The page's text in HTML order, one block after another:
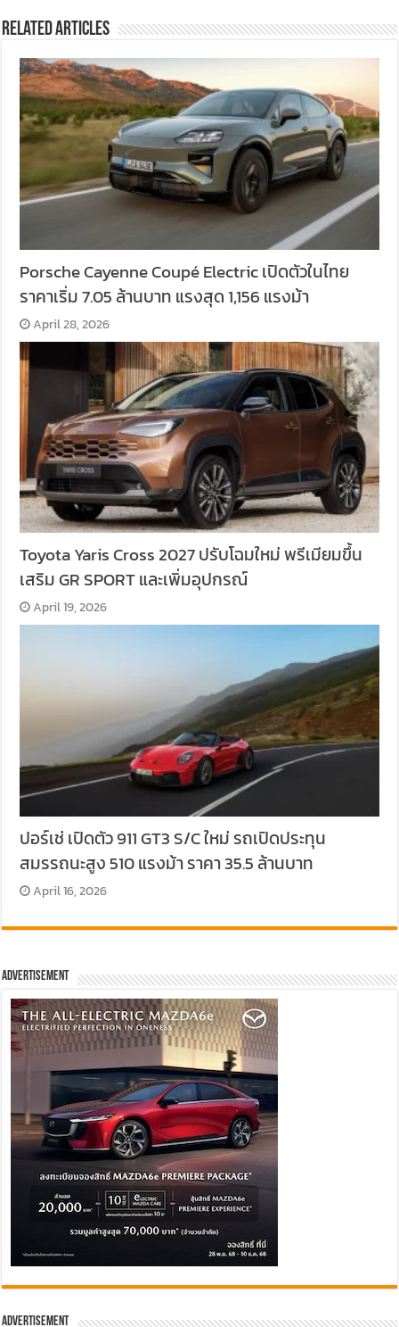
Related Articles
Porsche Cayenne Coupé Electric เปิดตัวในไทย
ราคาเริ่ม 7.05 ล้านบาท แรงสุด 1,156 แรงม้า
April 28, 2026
Toyota Yaris Cross 2027 ปรับโฉมใหม่ พรีเมียมขึ้น
เสริม GR SPORT และเพิ่มอุปกรณ์
April 19, 2026
ปอร์เช่ เปิดตัว 911 GT3 S/C ใหม่ รถเปิดประทุน
สมรรถนะสูง 510 แรงม้า ราคา 35.5 ล้านบาท
April 16, 2026
Advertisement
Advertisement